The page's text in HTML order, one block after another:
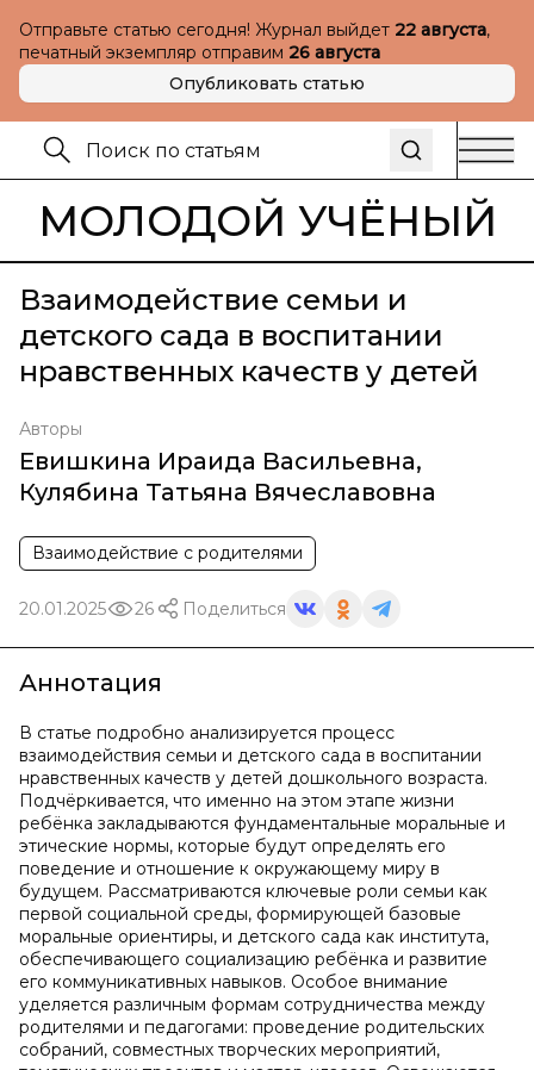
Отправьте статью сегодня! Журнал выйдет 22 августа,
печатный экземпляр отправим 26 августа
Опубликовать статью
МОЛОДОЙ УЧЁНЫЙ
Взаимодействие семьи и
детского сада в воспитании
нравственных качеств у детей
Авторы
Евишкина Ираида Васильевна,
Кулябина Татьяна Вячеславовна
Взаимодействие с родителями
20.01.2025 26 Поделиться
Аннотация
В статье подробно анализируется процесс
взаимодействия семьи и детского сада в воспитании
нравственных качеств у детей дошкольного возраста.
Подчёркивается, что именно на этом этапе жизни
ребёнка закладываются фундаментальные моральные и
этические нормы, которые будут определять его
поведение и отношение к окружающему миру в
будущем. Рассматриваются ключевые роли семьи как
первой социальной среды, формирующей базовые
моральные ориентиры, и детского сада как института,
обеспечивающего социализацию ребёнка и развитие
его коммуникативных навыков. Особое внимание
уделяется различным формам сотрудничества между
родителями и педагогами: проведение родительских
собраний, совместных творческих мероприятий,